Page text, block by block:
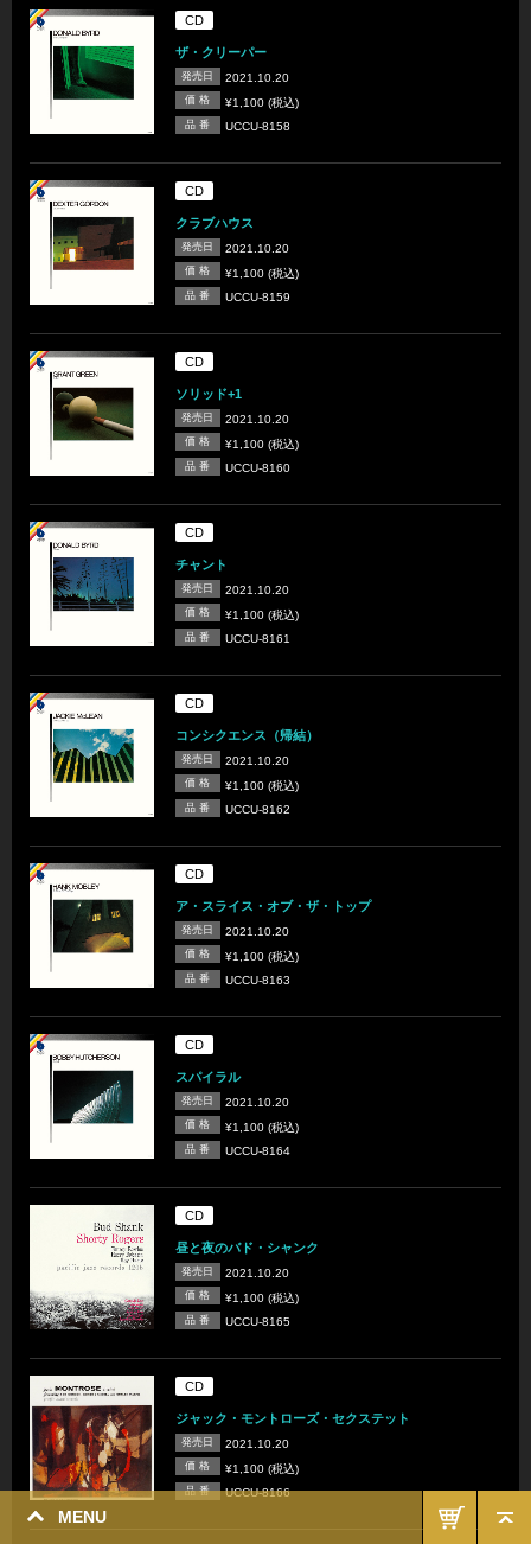
MENU
CD
ザ・クリーパー
発売日 2021.10.20
価 格 ¥1,100 (税込)
品 番 UCCU-8158
CD
クラブハウス
発売日 2021.10.20
価 格 ¥1,100 (税込)
品 番 UCCU-8159
CD
ソリッド+1
発売日 2021.10.20
価 格 ¥1,100 (税込)
品 番 UCCU-8160
CD
チャント
発売日 2021.10.20
価 格 ¥1,100 (税込)
品 番 UCCU-8161
CD
コンシクエンス（帰結）
発売日 2021.10.20
価 格 ¥1,100 (税込)
品 番 UCCU-8162
CD
ア・スライス・オブ・ザ・トップ
発売日 2021.10.20
価 格 ¥1,100 (税込)
品 番 UCCU-8163
CD
スパイラル
発売日 2021.10.20
価 格 ¥1,100 (税込)
品 番 UCCU-8164
CD
昼と夜のバド・シャンク
発売日 2021.10.20
価 格 ¥1,100 (税込)
品 番 UCCU-8165
CD
ジャック・モントローズ・セクステット
発売日 2021.10.20
価 格 ¥1,100 (税込)
品 番 UCCU-8166